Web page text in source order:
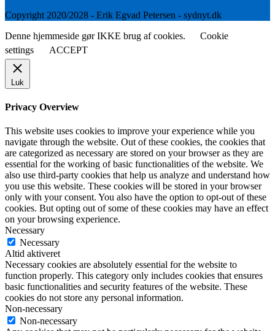
Copyright 2020/2028 - Erik Egvad Petersen - sydnyt.dk
Denne hjemmeside gør IKKE brug af cookies.
Cookie
settings
ACCEPT
Luk
Privacy Overview
This website uses cookies to improve your experience while you
navigate through the website. Out of these cookies, the cookies that
are categorized as necessary are stored on your browser as they are
essential for the working of basic functionalities of the website. We
also use third-party cookies that help us analyze and understand how
you use this website. These cookies will be stored in your browser
only with your consent. You also have the option to opt-out of these
cookies. But opting out of some of these cookies may have an effect
on your browsing experience.
Necessary
Necessary
Altid aktiveret
Necessary cookies are absolutely essential for the website to
function properly. This category only includes cookies that ensures
basic functionalities and security features of the website. These
cookies do not store any personal information.
Non-necessary
Non-necessary